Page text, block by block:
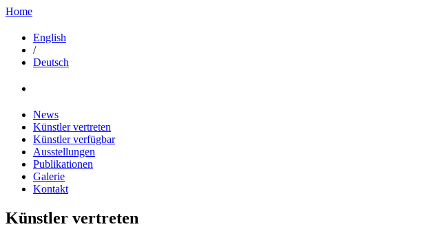
Home
English
/
Deutsch
News
Künstler vertreten
Künstler verfügbar
Ausstellungen
Publikationen
Galerie
Kontakt
Künstler vertreten